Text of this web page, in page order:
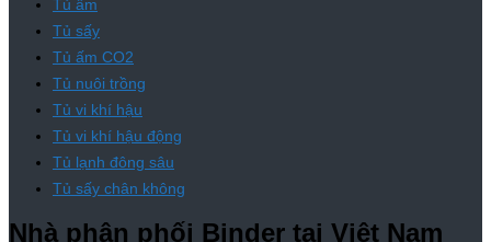
Tủ ấm
Tủ sấy
Tủ ấm CO2
Tủ nuôi trồng
Tủ vi khí hậu
Tủ vi khí hậu động
Tủ lạnh đông sâu
Tủ sấy chân không
Nhà phân phối Binder tại Việt Nam